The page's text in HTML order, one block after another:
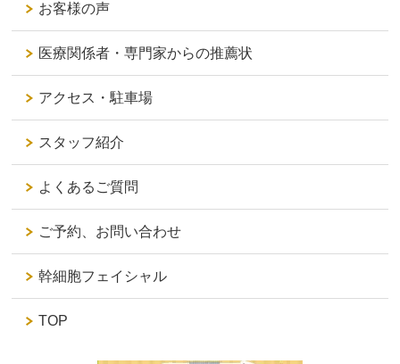
お客様の声
医療関係者・専門家からの推薦状
アクセス・駐車場
スタッフ紹介
よくあるご質問
ご予約、お問い合わせ
幹細胞フェイシャル
TOP